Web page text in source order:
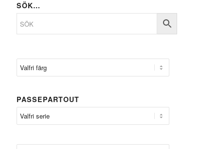
SÖK…
PASSEPARTOUT